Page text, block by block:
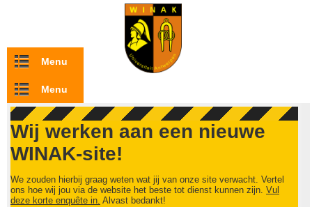
Overslaan en naar de inhoud gaan
Menu
Menu
Wij werken aan een nieuwe
WINAK-site!
We zouden hierbij graag weten wat jij van onze site verwacht. Vertel
ons hoe wij jou via de website het beste tot dienst kunnen zijn. Vul
deze korte enquête in. Alvast bedankt!